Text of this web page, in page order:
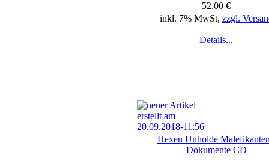
52,00 €
inkl. 7% MwSt, zzgl.
Details...
Hexen Unholde
Dokumente CD